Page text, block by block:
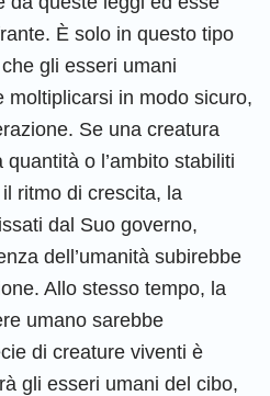
È solo in questo tipo
gli esseri umani
moltiplicarsi in modo sicuro,
Se una creatura
o l’ambito stabiliti
ritmo di crescita, la
dal Suo governo,
dell’umanità subirebbe
Allo stesso tempo, la
umano sarebbe
di creature viventi è
gli esseri umani del cibo,